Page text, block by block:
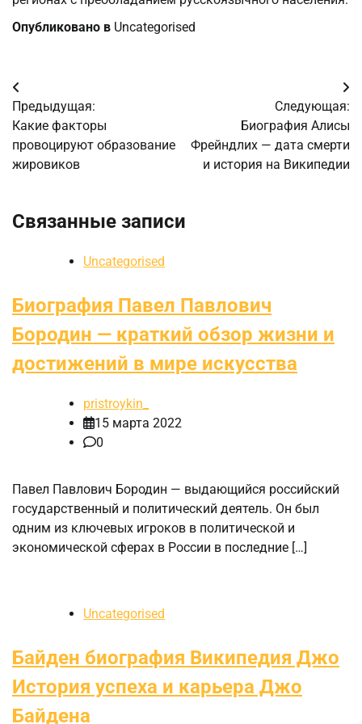
Опубликовано в Uncategorised
Навигация
по
записям
Предыдущая:
Какие факторы
провоцируют образование
жировиков
Следующая:
Биография Алисы
Фрейндлих — дата смерти
и история на Википедии
Связанные записи
Uncategorised
Биография Павел Павлович
Бородин — краткий обзор жизни и
достижений в мире искусства
pristroykin_
15 марта 2022
0
Павел Павлович Бородин — выдающийся российский
государственный и политический деятель. Он был
одним из ключевых игроков в политической и
экономической сферах в России в последние […]
Uncategorised
Байден биография Википедия Джо
История успеха и карьера Джо
Байдена